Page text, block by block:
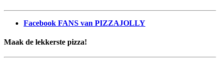
Facebook FANS van PIZZAJOLLY
Maak de lekkerste pizza!